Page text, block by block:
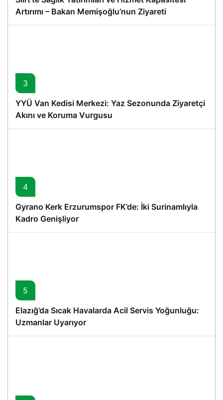
Artırımı – Bakan Memişoğlu’nun Ziyareti
3
YYÜ Van Kedisi Merkezi: Yaz Sezonunda Ziyaretçi
Akını ve Koruma Vurgusu
4
Gyrano Kerk Erzurumspor FK’de: İki Surinamlıyla
Kadro Genişliyor
5
Elazığ’da Sıcak Havalarda Acil Servis Yoğunluğu:
Uzmanlar Uyarıyor